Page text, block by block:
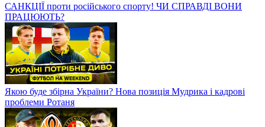
САНКЦІЇ проти російського спорту! ЧИ СПРАВДІ ВОНИ
ПРАЦЮЮТЬ?
Якою буде збірна України? Нова позиція Мудрика і кадрові
проблеми Ротаня